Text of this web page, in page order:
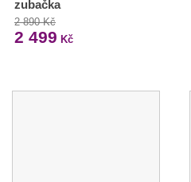
zubačka
2 890 Kč
2 499 Kč